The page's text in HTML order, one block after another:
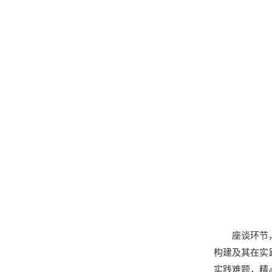
座谈环节
构建及其在实
实践难题，精